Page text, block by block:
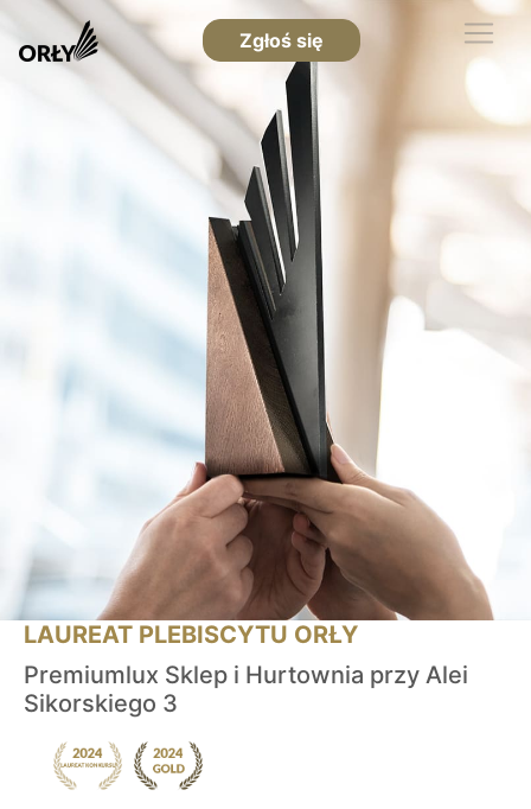
Zgłoś się
LAUREAT PLEBISCYTU ORŁY
Premiumlux Sklep i Hurtownia przy Alei
Sikorskiego 3